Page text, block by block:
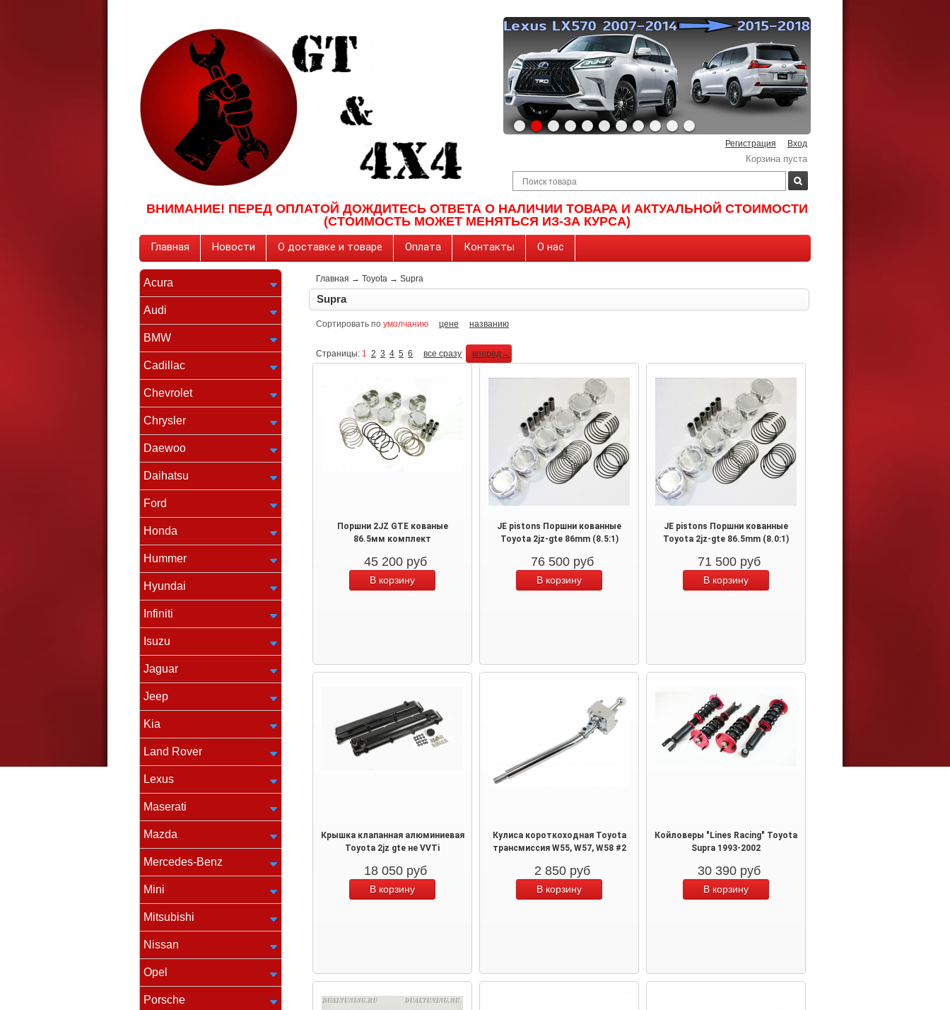
Регистрация Вход
Корзина пуста
ВНИМАНИЕ! ПЕРЕД ОПЛАТОЙ ДОЖДИТЕСЬ ОТВЕТА О НАЛИЧИИ ТОВАРА И АКТУАЛЬНОЙ СТОИМОСТИ
(СТОИМОСТЬ МОЖЕТ МЕНЯТЬСЯ ИЗ-ЗА КУРСА)
Главная Новости О доставке и товаре Оплата Контакты О нас
Acura
Audi
BMW
Cadillac
Chevrolet
Chrysler
Daewoo
Daihatsu
Ford
Honda
Hummer
Hyundai
Infiniti
Isuzu
Jaguar
Jeep
Kia
Land Rover
Lexus
Maserati
Mazda
Mercedes-Benz
Mini
Mitsubishi
Nissan
Opel
Porsche
Главная → Toyota → Supra
Supra
Сортировать по умолчанию цене названию
Страницы: 1 2 3 4 5 6 все сразу вперед→
Поршни 2JZ GTE кованые
86.5мм комплект
45 200 руб
JE pistons Поршни кованные
Toyota 2jz-gte 86mm (8.5:1)
76 500 руб
JE pistons Поршни кованные
Toyota 2jz-gte 86.5mm (8.0:1)
71 500 руб
Крышка клапанная алюминиевая
Toyota 2jz gte не VVTi
18 050 руб
Кулиса короткоходная Toyota
трансмиссия W55, W57, W58 #2
2 850 руб
Койловеры "Lines Racing" Toyota
Supra 1993-2002
30 390 руб